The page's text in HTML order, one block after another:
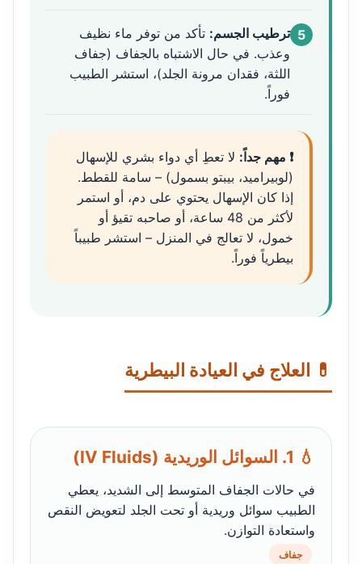
5 ترطيب الجسم: تأكد من توفر ماء نظيف
وعذب. في حال الاشتباه بالجفاف (جفاف
اللثة، فقدان مرونة الجلد)، استشر الطبيب
فوراً.
❗ مهم جداً: لا تعطِ أي دواء بشري للإسهال
(لوبيراميد، بيبتو بسمول) – سامة للقطط.
إذا كان الإسهال يحتوي على دم، أو استمر
لأكثر من 48 ساعة، أو صاحبه تقيؤ أو
خمول، لا تعالج في المنزل – استشر طبيباً
بيطرياً فوراً.
💊 العلاج في العيادة البيطرية
💧 1. السوائل الوريدية (IV Fluids)
في حالات الجفاف المتوسط إلى الشديد، يعطي
الطبيب سوائل وريدية أو تحت الجلد لتعويض النقص
واستعادة التوازن.
جفاف